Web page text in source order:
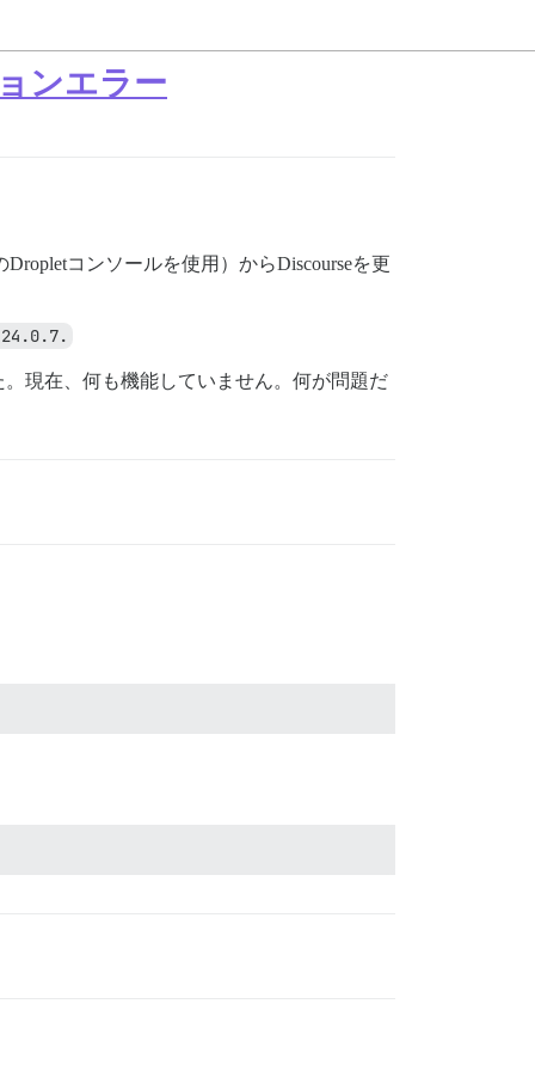
ンエラー
コンソールを使用）からDiscourseを更
現在、何も機能していません。何が問題だ